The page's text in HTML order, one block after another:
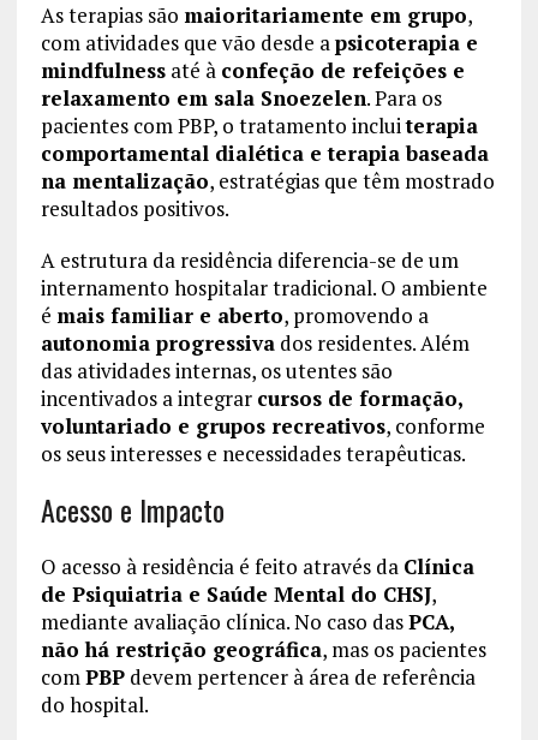
As terapias são maioritariamente em grupo,
com atividades que vão desde apsicoterapia e
mindfulnessaté à confeção de refeições e
relaxamento em sala Snoezelen. Para os
pacientes com PBP, o tratamento incluiterapia
comportamental dialética e terapia baseada
na mentalização, estratégias que têm mostrado
resultados positivos.
A estrutura da residência diferencia-se de um
internamento hospitalar tradicional. O ambiente
é mais familiar e aberto, promovendo a
autonomia progressivados residentes. Além
das atividades internas, os utentes são
incentivados a integrar cursos de formação,
voluntariado e grupos recreativos, conforme
os seus interesses e necessidades terapêuticas.
Acesso e Impacto
O acesso à residência é feito através da Clínica
de Psiquiatria e Saúde Mental do CHSJ,
mediante avaliação clínica. No caso dasPCA,
não há restrição geográfica, mas os pacientes
comPBPdevem pertencer à área de referência
do hospital.